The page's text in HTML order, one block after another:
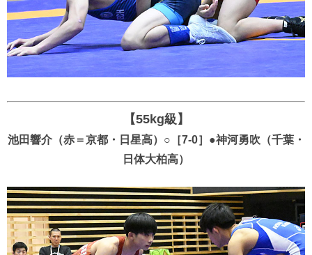
【55kg級】
池田響介（赤＝京都・日星高）○［7-0］●神河勇吹（千葉・
日体大柏高）